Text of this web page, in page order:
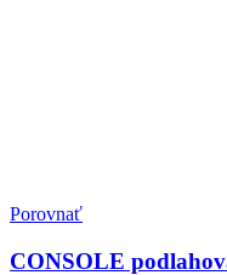
Porovnať
CONSOLE